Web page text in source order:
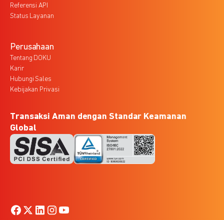
Referensi API
Status Layanan
Perusahaan
Tentang DOKU
Karir
Hubungi Sales
Kebijakan Privasi
Transaksi Aman dengan Standar Keamanan
Global